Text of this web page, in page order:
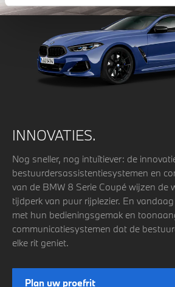
INNOVATIES.
Nog sneller, nog intuïtiever: de
bestuurdersassistentiesystemen en
van de BMW 8 Serie Coupé wijzen de
tijdperk van puur rijplezier. En
met hun bedieningsgemak en
communicatiesystemen dat de
elke rit geniet.
Plan uw proefrit